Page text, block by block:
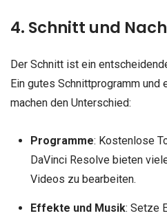
4. Schnitt und
Der Schnitt ist ein
Ein gutes Schnittprogramm und
machen den Unterschied:
Programme: Kostenlose
DaVinci Resolve bieten
Videos zu bearbeiten.
Effekte und Musik: Setze